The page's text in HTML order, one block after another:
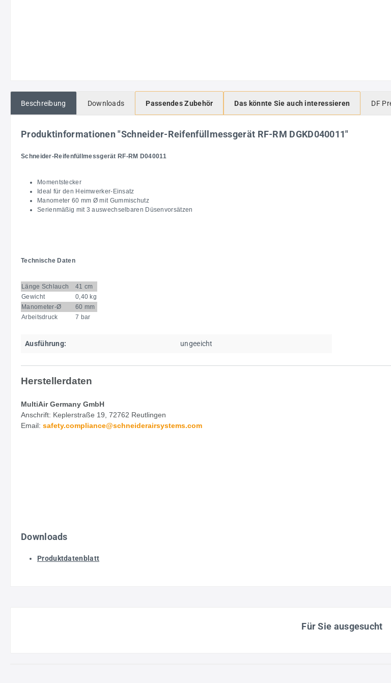
Beschreibung Downloads Passendes Zubehör Das könnte Sie auch interessieren DF
Produktinformationen "Schneider-Reifenfüllmessgerät RF-RM DGKD040011"
Schneider-Reifenfüllmessgerät RF-RM D040011
Momentstecker
Ideal für den Heimwerker-Einsatz
Manometer 60 mm Ø mit Gummischutz
Serienmäßig mit 3 auswechselbaren Düsenvorsätzen
Technische Daten
Länge Schlauch
41 cm
Gewicht
0,40 kg
Manometer-Ø
60 mm
Arbeitsdruck
7 bar
Ausführung: ungeeicht
Herstellerdaten
MultiAir Germany GmbH
Anschrift: Keplerstraße 19, 72762 Reutlingen
Email: safety.compliance@schneiderairsystems.com
Downloads
Produktdatenblatt
Für Sie ausgesucht